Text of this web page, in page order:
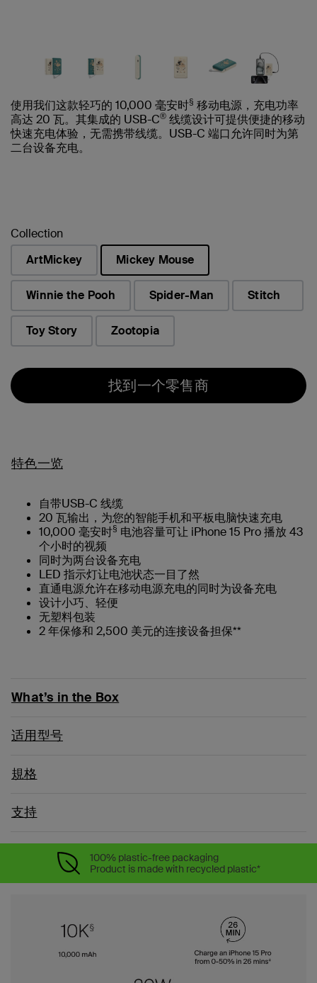
使用我们这款轻巧的 10,000 毫安时§ 移动电源，充电功率
高达 20 瓦。其集成的 USB-C® 线缆设计可提供便捷的移动
快速充电体验，无需携带线缆。USB-C 端口允许同时为第
二台设备充电。
Collection
ArtMickey
Mickey Mouse
已选择
Winnie the Pooh
Spider-Man Stitch
Toy Story Zootopia
找到一个零售商
特色一览
自带USB-C 线缆
20 瓦输出，为您的智能手机和平板电脑快速充电
10,000 毫安时§ 电池容量可让 iPhone 15 Pro 播放 43
个小时的视频
同时为两台设备充电
LED 指示灯让电池状态一目了然
直通电源允许在移动电源充电的同时为设备充电
设计小巧、轻便
无塑料包装
2 年保修和 2,500 美元的连接设备担保**
What’s in the Box
适用型号
規格
支持
100% plastic-free packaging
Product is made with recycled plastic*